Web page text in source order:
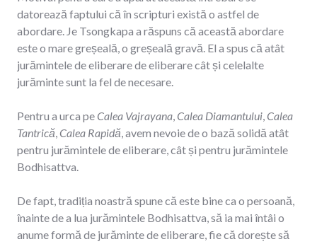
datorează faptului că în scripturi există o astfel de
abordare. Je Tsongkapa a răspuns că această abordare
este o mare greșeală, o greșeală gravă. El a spus că atât
jurămintele de eliberare de eliberare cât și celelalte
jurăminte sunt la fel de necesare.
Pentru a urca peCalea Vajrayana,Calea Diamantului,Calea
Tantrică,Calea Rapidă, avem nevoie de o bază solidă atât
pentru jurămintele de eliberare, cât și pentru jurămintele
Bodhisattva.
De fapt, tradiția noastră spune că este bine ca o persoană,
înainte de a lua jurămintele Bodhisattva, să ia mai întâi o
anume formă de jurăminte de eliberare, fie că dorește să